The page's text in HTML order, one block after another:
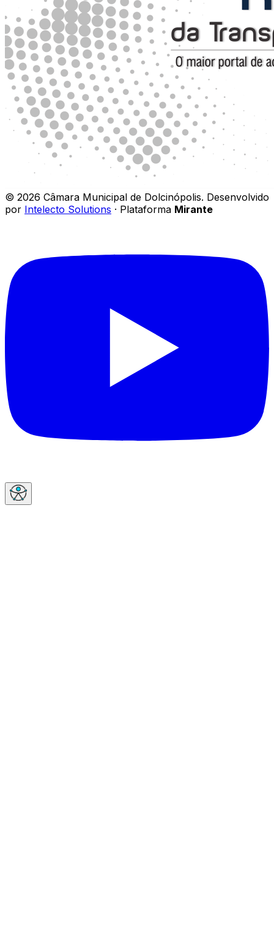
© 2026 Câmara Municipal de Dolcinópolis. Desenvolvido
por Intelecto Solutions · Plataforma Mirante